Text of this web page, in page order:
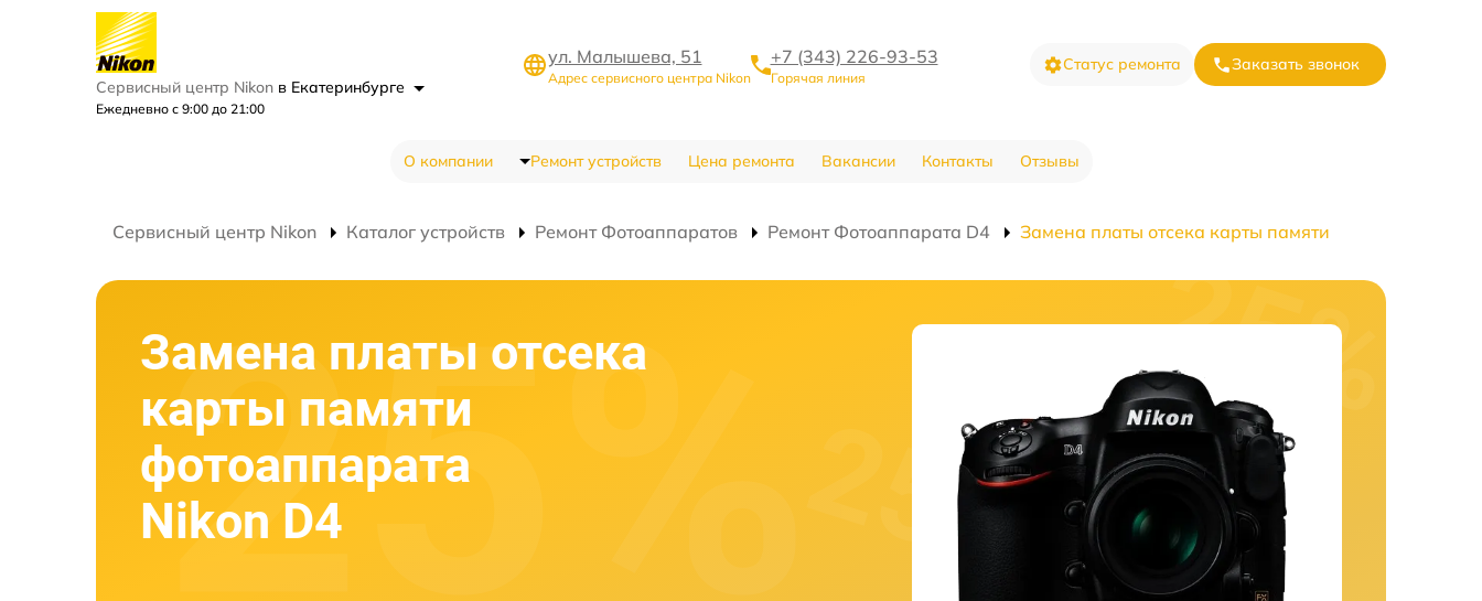
Сервисный центр Nikon в Екатеринбурге
Ежедневно с 9:00 до 21:00
ул. Малышева, 51
Адрес сервисного центра Nikon
+7 (343) 226-93-53
Горячая линия
Статус ремонта Заказать звонок
О компании Ремонт устройств Цена ремонта Вакансии Контакты Отзывы
Сервисный центр Nikon Каталог устройств Ремонт Фотоаппаратов Ремонт Фотоаппарата D4 Замена платы отсека карты памяти
Замена платы отсека
карты памяти
фотоаппарата
Nikon D4